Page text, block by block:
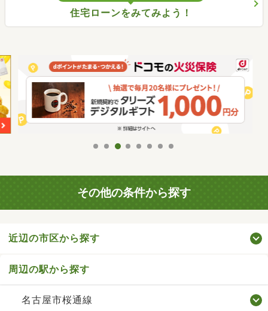
住宅ローンをみてみよう！
その他の条件から探す
近辺の市区から探す
周辺の駅から探す
名古屋市桜通線